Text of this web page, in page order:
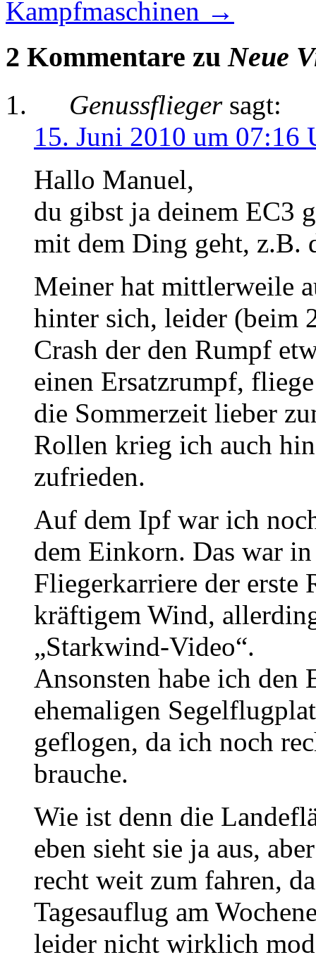
Kampfmaschinen →
2 Kommentare zu Neue
Genussflieger sagt:
15. Juni 2010 um 07:16
Hallo Manuel,
du gibst ja deinem EC3
mit dem Ding geht, z.B.
Meiner hat mittlerweile
hinter sich, leider (beim
Crash der den Rumpf
einen Ersatzrumpf,
die Sommerzeit lieber
Rollen krieg ich auch
zufrieden.
Auf dem Ipf war ich
dem Einkorn. Das war
Fliegerkarriere der
kräftigem Wind,
„Starkwind-Video“.
Ansonsten habe ich den
ehemaligen
geflogen, da ich noch
brauche.
Wie ist denn die
eben sieht sie ja aus,
recht weit zum fahren,
Tagesauflug am
leider nicht wirklich